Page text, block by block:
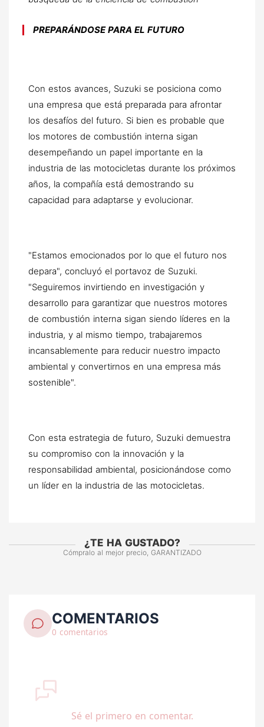
PREPARÁNDOSE PARA EL FUTURO
Con estos avances, Suzuki se posiciona como
una empresa que está preparada para afrontar
los desafíos del futuro. Si bien es probable que
los motores de combustión interna sigan
desempeñando un papel importante en la
industria de las motocicletas durante los próximos
años, la compañía está demostrando su
capacidad para adaptarse y evolucionar.
"Estamos emocionados por lo que el futuro nos
depara", concluyó el portavoz de Suzuki.
"Seguiremos invirtiendo en investigación y
desarrollo para garantizar que nuestros motores
de combustión interna sigan siendo líderes en la
industria, y al mismo tiempo, trabajaremos
incansablemente para reducir nuestro impacto
ambiental y convertirnos en una empresa más
sostenible".
Con esta estrategia de futuro, Suzuki demuestra
su compromiso con la innovación y la
responsabilidad ambiental, posicionándose como
un líder en la industria de las motocicletas.
¿TE HA GUSTADO?
Cómpralo al mejor precio, GARANTIZADO
COMENTARIOS
0 comentarios
Sé el primero en comentar.